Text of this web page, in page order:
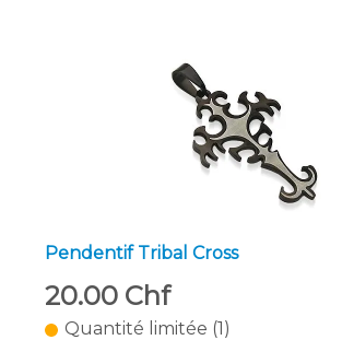
Pendentif Tribal Cross
20.00 Chf
Quantité limitée (1)